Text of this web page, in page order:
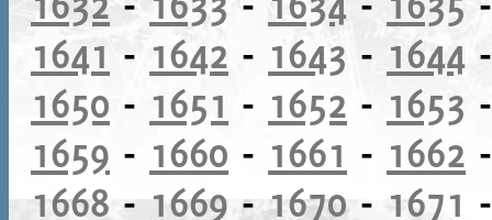
1641 - 1642 - 1643 - 1644
1650 - 1651 - 1652 - 1653
1659 - 1660 - 1661 - 1662
1668 - 1669 -1670- 1671